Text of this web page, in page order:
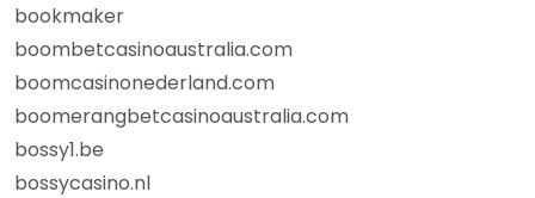
bookmaker
boombetcasinoaustralia.com
boomcasinonederland.com
boomerangbetcasinoaustralia.com
bossy1.be
bossycasino.nl